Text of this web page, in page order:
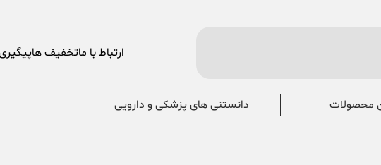
ارتباط با ماتخفیف ها
محصولات دانستنی های پزشکی و دارویی